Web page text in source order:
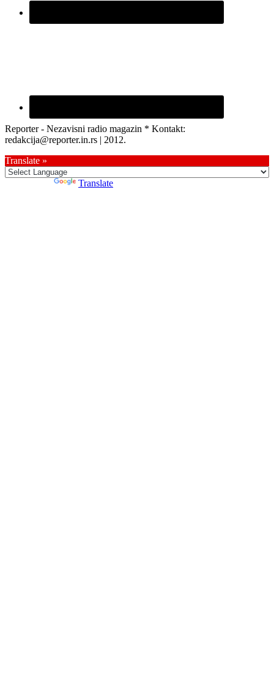
Reporter - Nezavisni radio magazin * Kontakt:
redakcija@reporter.in.rs | 2012.
Translate »
Translate